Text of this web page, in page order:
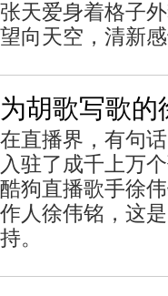
张天爱身着格子
望向天空，清新
为胡歌写歌的
在直播界，有句
入驻了成千上万
酷狗直播歌手徐
作人徐伟铭，这
持。